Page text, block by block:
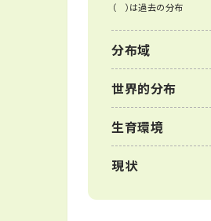
（ ）は過去の分布
分布域
世界的分布
生育環境
現状